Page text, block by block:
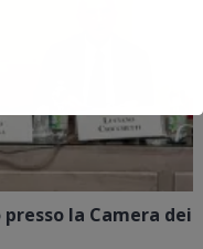
la Camera dei